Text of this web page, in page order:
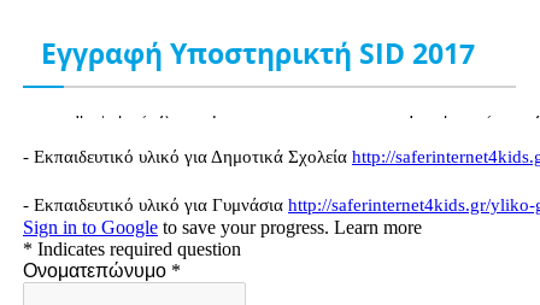
Εγγραφή Υποστηρικτή SID 2017